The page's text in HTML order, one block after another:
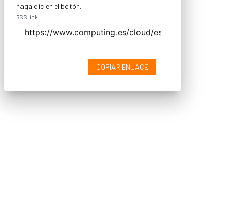
haga clic en el botón.
RSS link
COPIAR ENLACE